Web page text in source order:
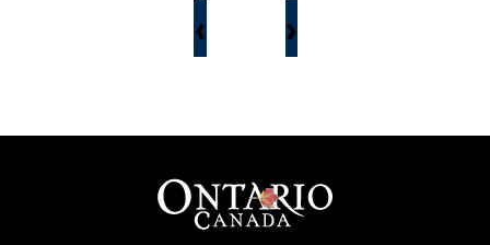
‹ ›
Pied de page